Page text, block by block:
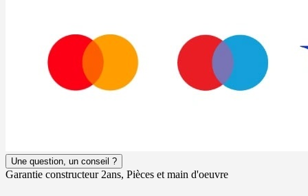
Une question, un conseil ?
Garantie constructeur 2ans, Pièces et main d'oeuvre